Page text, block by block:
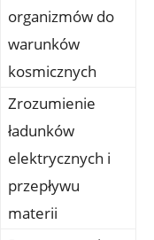
organizmów do
warunków
kosmicznych
Zrozumienie
ładunków
elektrycznych ⁤i
przepływu
materii